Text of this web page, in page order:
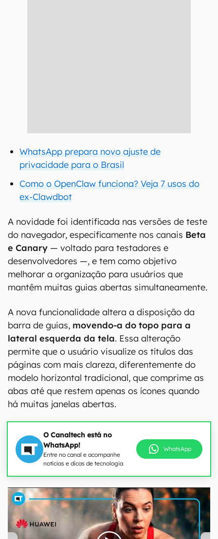
WhatsApp prepara novo ajuste de
privacidade para o Brasil
Como o OpenClaw funciona? Veja 7 usos do
ex-Clawdbot
A novidade foi identificada nas versões de teste
do navegador, especificamente nos canais Beta
e Canary — voltado para testadores e
desenvolvedores —, e tem como objetivo
melhorar a organização para usuários que
mantêm muitas guias abertas simultaneamente.
A nova funcionalidade altera a disposição da
barra de guias, movendo-a do topo para a
lateral esquerda da tela. Essa alteração
permite que o usuário visualize os títulos das
páginas com mais clareza, diferentemente do
modelo horizontal tradicional, que comprime as
abas até que restem apenas os ícones quando
há muitas janelas abertas.
O Canaltech está no
WhatsApp!
Entre no canal e acompanhe
notícias e dicas de tecnologia
WhatsApp